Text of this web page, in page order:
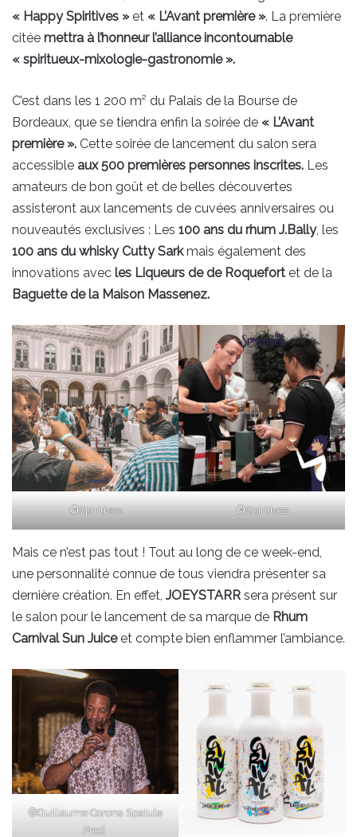
« Happy Spiritives »et « L’Avant première ». La première
citée mettra à l’honneur l’alliance incontournable
« spiritueux-mixologie-gastronomie ».
C’est dans les 1 200 m² du Palais de la Bourse de
Bordeaux, que se tiendra enfin la soirée de « L’Avant
première ». Cette soirée de lancement du salon sera
accessible aux 500 premières personnes inscrites. Les
amateurs de bon goût et de belles découvertes
assisteront aux lancements de cuvées anniversaires ou
nouveautés exclusives : Les 100 ans du rhum J.Bally, les
100 ans du whisky Cutty Sarkmais également des
innovations avec les Liqueurs de de Roquefort et de la
Baguette de la Maison Massenez.
©Spiritives ©Spiritives
Mais ce n’est pas tout ! Tout au long de ce week-end,
une personnalité connue de tous viendra présenter sa
dernière création. En effet, JOEYSTARR sera présent sur
le salon pour le lancement de sa marque de Rhum
Carnival Sun Juiceet compte bien enflammer l’ambiance.
©Guillaume Corona Spatule
Prod